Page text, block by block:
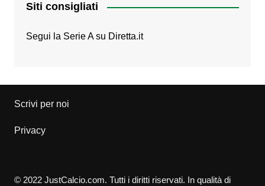
Siti consigliati
Segui la Serie A su Diretta.it
Scrivi per noi
Privacy
© 2022 JustCalcio.com. Tutti i diritti riservati. In qualità di